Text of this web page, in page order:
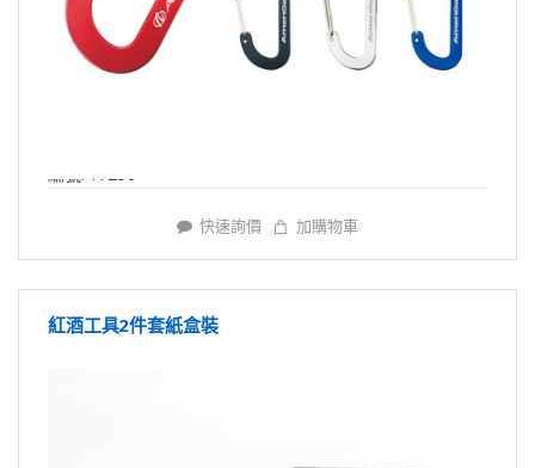
編號: Y7256
快速詢價 加購物車
紅酒工具2件套紙盒裝